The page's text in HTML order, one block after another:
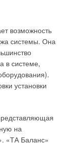
возможность
системы. Она
в системе,
установки
на
«ТА Баланс»